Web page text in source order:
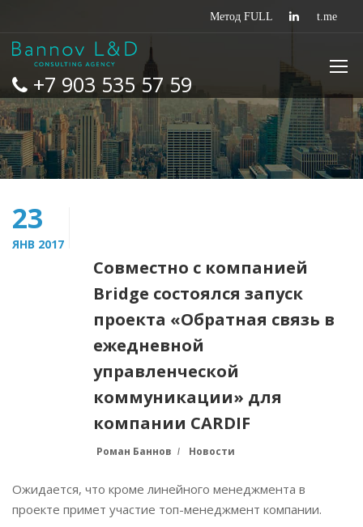
+7 903 535 57 59
23
ЯНВ 2017
Совместно с компанией
Bridge состоялся запуск
проекта «Обратная связь в
ежедневной
управленческой
коммуникации» для
компании CARDIF
Роман Баннов Новости
Ожидается, что кроме линейного менеджмента в
проекте примет участие топ-менеджмент компании.